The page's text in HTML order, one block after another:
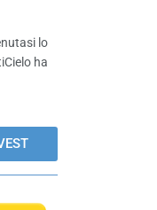
lo
ha